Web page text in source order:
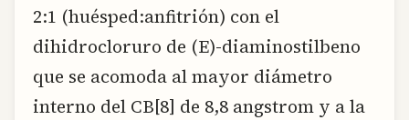
2:1 (huésped:anfitrión) con el
dihidrocloruro de (E)-diaminostilbeno
que se acomoda al mayor diámetro
interno del CB[8] de 8,8 angstrom y a la